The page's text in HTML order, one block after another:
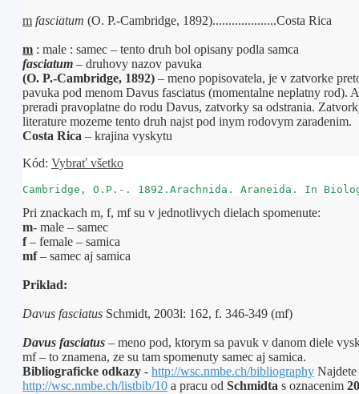
m fasciatum (O. P.-Cambridge, 1892)....................Costa Rica
m : male : samec – tento druh bol opisany podla samca
fasciatum – druhovy nazov pavuka
(O. P.-Cambridge, 1892) – meno popisovatela, je v zatvorke
pavuka pod menom Davus fasciatus (momentalne neplatny rod).
preradi pravoplatne do rodu Davus, zatvorky sa odstrania.
literature mozeme tento druh najst pod inym rodovym zaradenim.
Costa Rica – krajina vyskytu
Kód: Vybrať všetko
Pri znackach m, f, mf su v jednotlivych dielach spomenute:
m- male – samec
f– female – samica
mf– samec aj samica
Priklad:
Davus fasciatus Schmidt, 2003l: 162, f. 346-349 (mf)
Davus fasciatus – meno pod, ktorym sa pavuk v danom diele
mf – to znamena, ze su tam spomenuty samec aj samica.
Bibliograficke odkazy - http://wsc.nmbe.ch/bibliography
http://wsc.nmbe.ch/listbib/10 a pracu od Schmidta s oznacenim